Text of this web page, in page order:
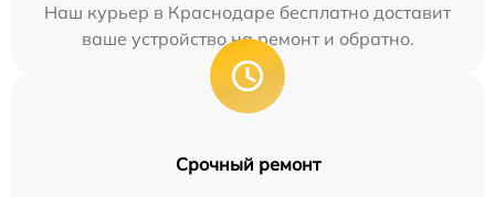
Наш курьер в Краснодаре бесплатно доставит
ваше устройство на ремонт и обратно.
Срочный ремонт